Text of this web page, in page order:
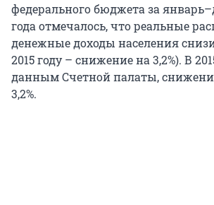
федерального бюджета за
года отмечалось, что реальные
денежные доходы населения
2015 году – снижение на 3,2%). В
данным Счетной палаты,
3,2%.